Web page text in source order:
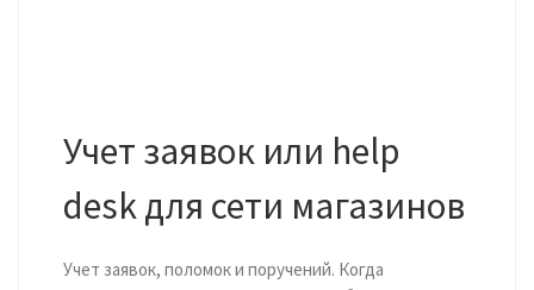
Учет заявок или help
desk для сети магазинов
Учет заявок, поломок и поручений. Когда